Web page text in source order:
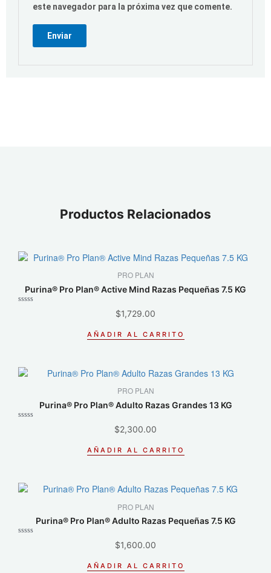
este navegador para la próxima vez que comente.
Productos Relacionados
PRO PLAN
Purina® Pro Plan® Active Mind Razas Pequeñas 7.5 KG
$1,729.00
AÑADIR AL CARRITO
PRO PLAN
Purina® Pro Plan® Adulto Razas Grandes 13 KG
$2,300.00
AÑADIR AL CARRITO
PRO PLAN
Purina® Pro Plan® Adulto Razas Pequeñas 7.5 KG
$1,600.00
AÑADIR AL CARRITO